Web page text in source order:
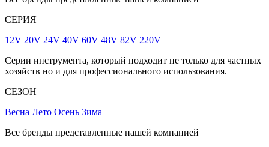
СЕРИЯ
12V 20V 24V 40V 60V 48V 82V 220V
Серии инструмента, который подходит не только для частных
хозяйств но и для профессионального использования.
СЕЗОН
Весна Лето Осень Зима
Все бренды представленные нашей компанией